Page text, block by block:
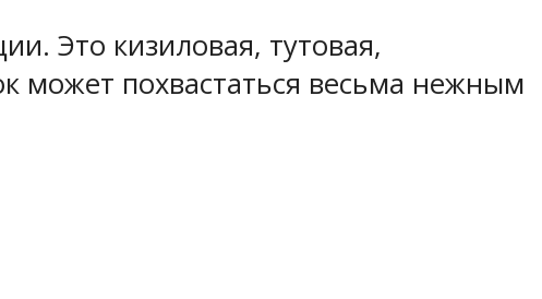
Это кизиловая, тутовая,
может похвастаться весьма нежным